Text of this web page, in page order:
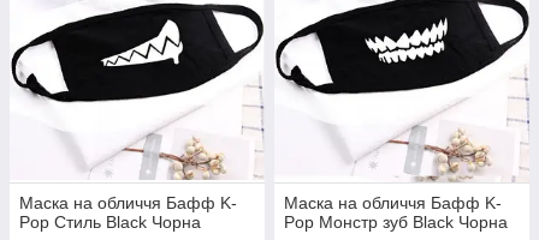
Маска на обличчя Бафф K-
Pop Стиль Black Чорна
Маска на обличчя Бафф K-
Pop Монстр зуб Black Чорна